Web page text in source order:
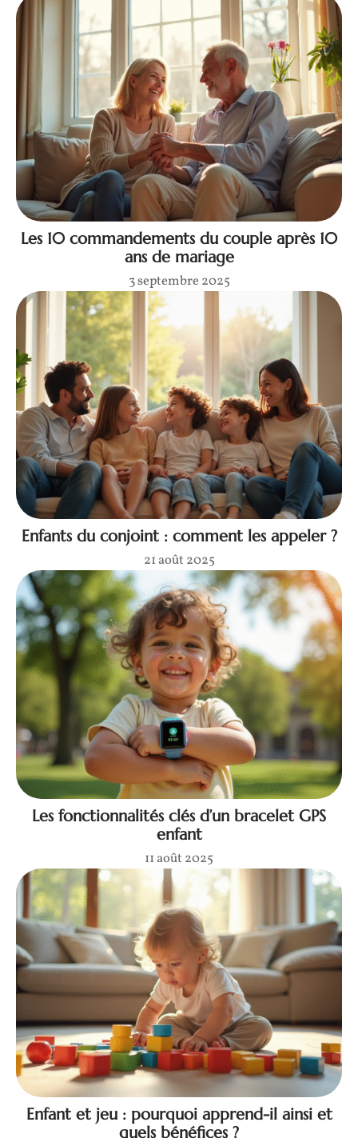
Les 10 commandements du couple après 10
ans de mariage
3 septembre 2025
Enfants du conjoint : comment les appeler ?
21 août 2025
Les fonctionnalités clés d’un bracelet GPS
enfant
11 août 2025
Enfant et jeu : pourquoi apprend-il ainsi et
quels bénéfices ?